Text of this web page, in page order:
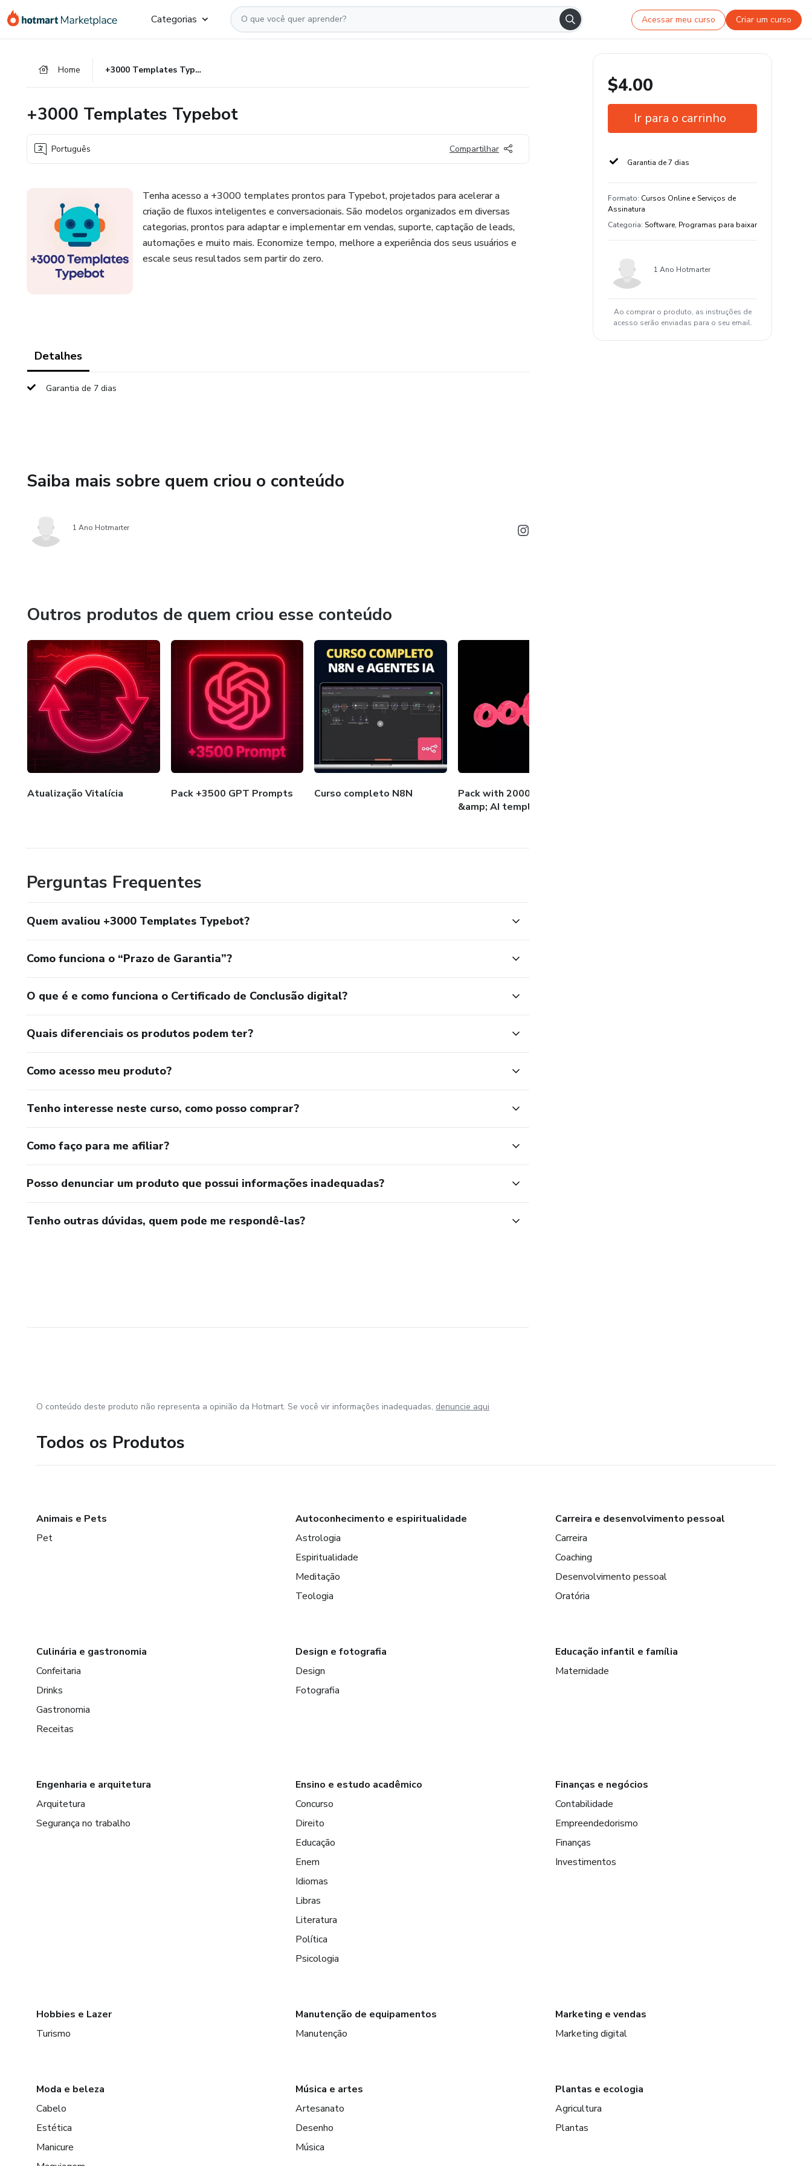
para
para
para
Categorias Acessar meu curso Criar um curso
Home +3000 Templates Typebot
+3000 Templates Typebot
Português Compartilhar
Tenha acesso a +3000 templates prontos para Typebot, projetados para acelerar a
criação de fluxos inteligentes e conversacionais. São modelos organizados em diversas
categorias, prontos para adaptar e implementar em vendas, suporte, captação de leads,
automações e muito mais. Economize tempo, melhore a experiência dos seus usuários e
escale seus resultados sem partir do zero.
Detalhes
Garantia de 7 dias
Saiba mais sobre quem criou o conteúdo
1 Ano Hotmarter
Outros produtos de quem criou esse conteúdo
Atualização Vitalícia Pack +3500 GPT Prompts Curso completo N8N
Pack with 2000+ N8N
&amp; AI templates
Perguntas Frequentes
Quem avaliou +3000 Templates Typebot?
Como funciona o “Prazo de Garantia”?
O que é e como funciona o Certificado de Conclusão digital?
Quais diferenciais os produtos podem ter?
Como acesso meu produto?
Tenho interesse neste curso, como posso comprar?
Como faço para me afiliar?
Posso denunciar um produto que possui informações inadequadas?
Tenho outras dúvidas, quem pode me respondê-las?
$4.00
Ir para o carrinho
Garantia de 7 dias
Formato: Cursos Online e Serviços de
Assinatura
Categoria: Software, Programas para baixar
1 Ano Hotmarter
Ao comprar o produto, as instruções de
acesso serão enviadas para o seu email.
O conteúdo deste produto não representa a opinião da Hotmart. Se você vir informações inadequadas, denuncie aqui
Todos os Produtos
Animais e Pets
Pet
Autoconhecimento e espiritualidade
Astrologia
Espiritualidade
Meditação
Teologia
Carreira e desenvolvimento pessoal
Carreira
Coaching
Desenvolvimento pessoal
Oratória
Culinária e gastronomia
Confeitaria
Drinks
Gastronomia
Receitas
Design e fotografia
Design
Fotografia
Educação infantil e família
Maternidade
Engenharia e arquitetura
Arquitetura
Segurança no trabalho
Ensino e estudo acadêmico
Concurso
Direito
Educação
Enem
Idiomas
Libras
Literatura
Política
Psicologia
Finanças e negócios
Contabilidade
Empreendedorismo
Finanças
Investimentos
Hobbies e Lazer
Turismo
Manutenção de equipamentos
Manutenção
Marketing e vendas
Marketing digital
Moda e beleza
Cabelo
Estética
Manicure
Música e artes
Artesanato
Desenho
Música
Plantas e ecologia
Agricultura
Plantas